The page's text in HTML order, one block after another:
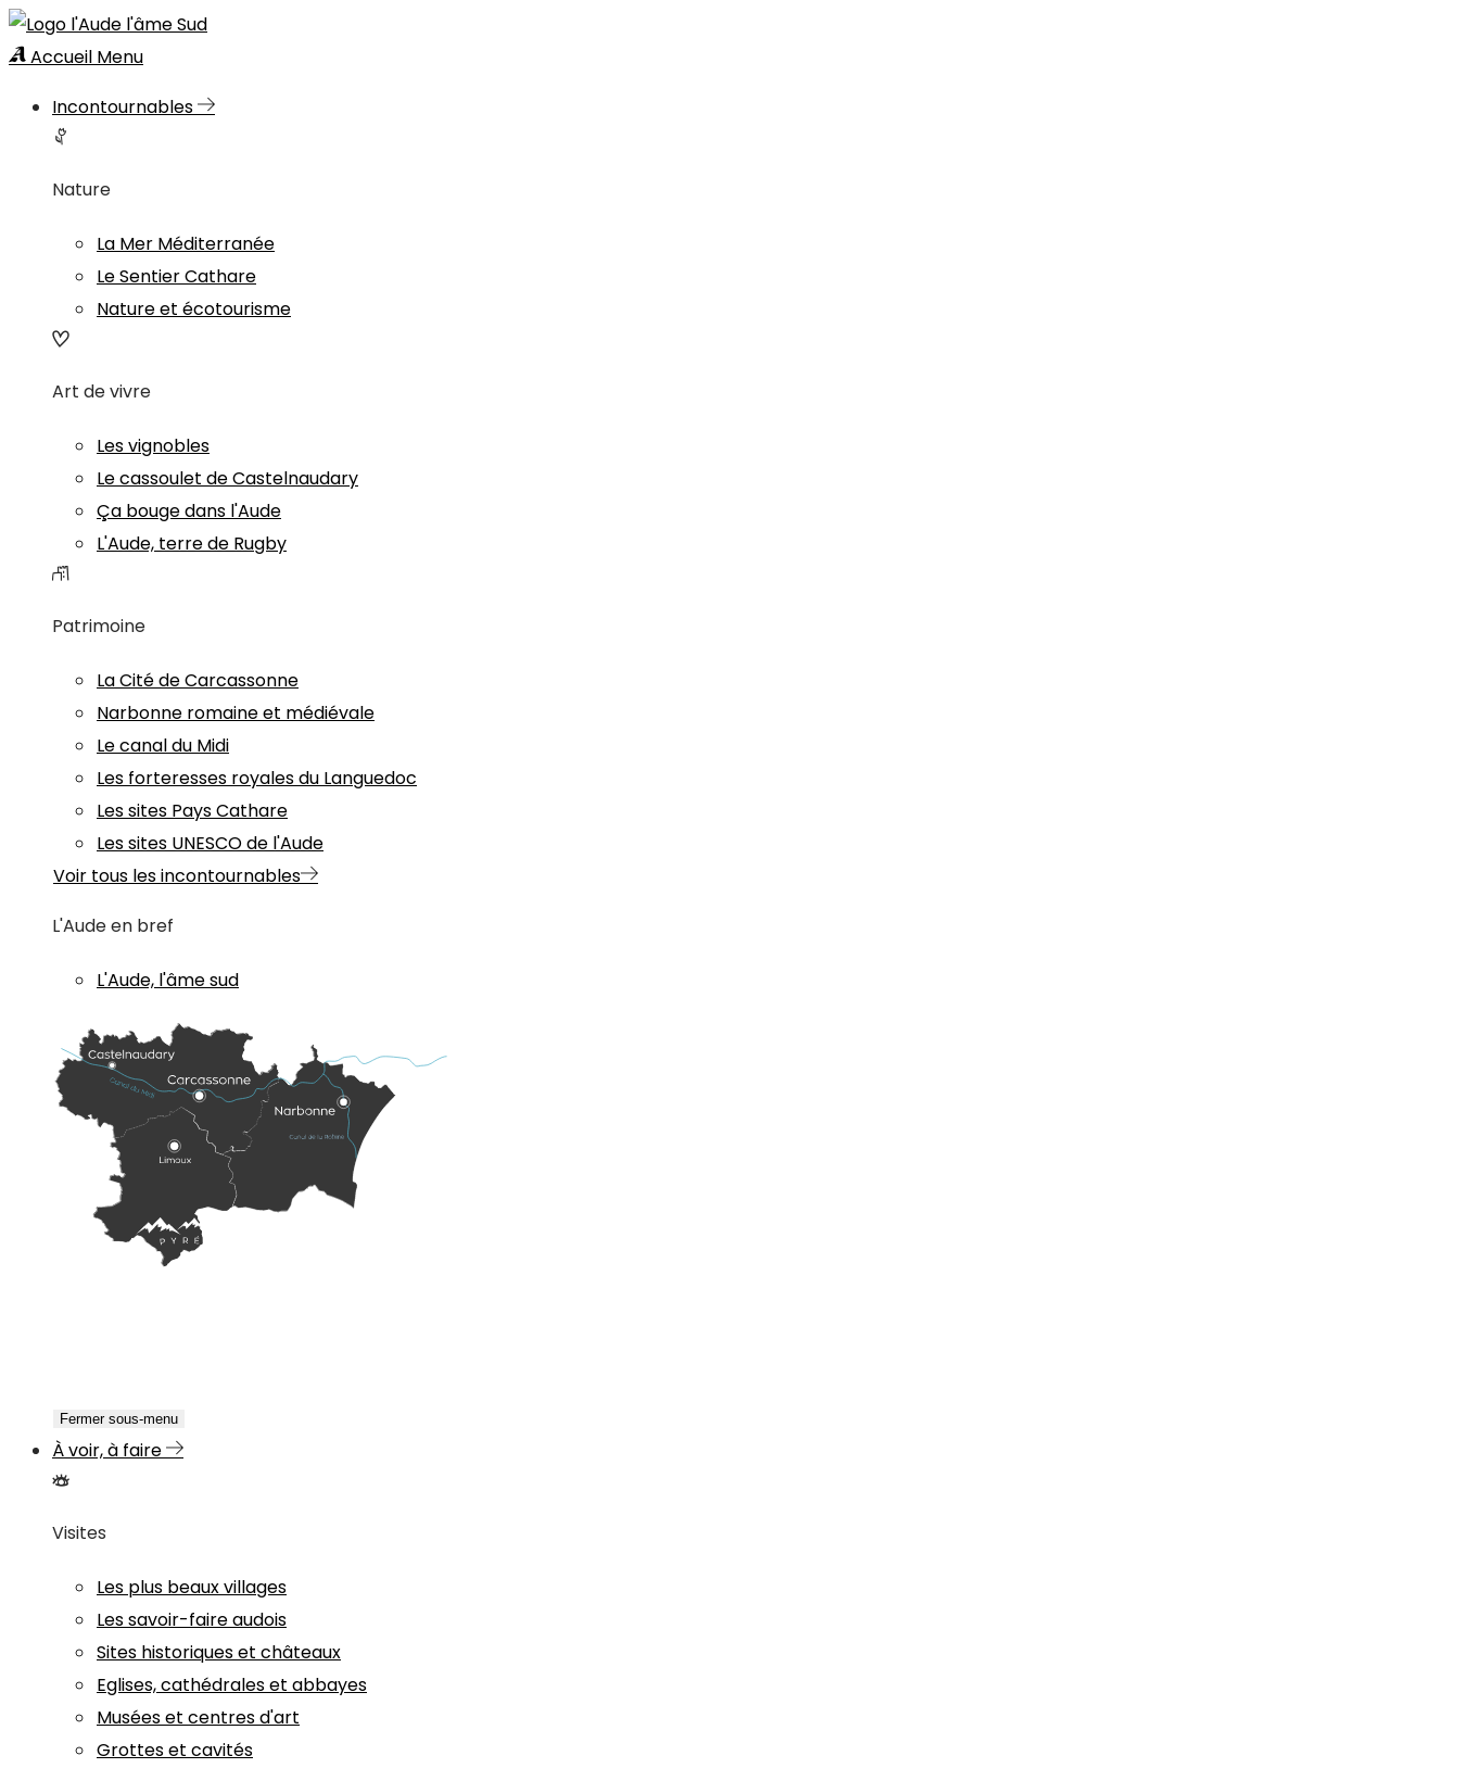
Accueil Menu
Incontournables
Nature
La Mer Méditerranée
Le Sentier Cathare
Nature et écotourisme
Art de vivre
Les vignobles
Le cassoulet de Castelnaudary
Ça bouge dans l'Aude
L'Aude, terre de Rugby
Patrimoine
La Cité de Carcassonne
Narbonne romaine et médiévale
Le canal du Midi
Les forteresses royales du Languedoc
Les sites Pays Cathare
Les sites UNESCO de l'Aude
Voir tous les incontournables
L'Aude en bref
L'Aude, l'âme sud
Fermer sous-menu
À voir, à faire
Visites
Les plus beaux villages
Les savoir-faire audois
Sites historiques et châteaux
Eglises, cathédrales et abbayes
Musées et centres d'art
Grottes et cavités